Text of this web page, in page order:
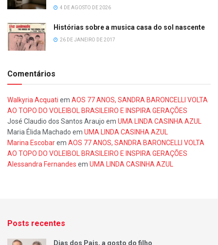
4 DE AGOSTO DE 2026
Histórias sobre a musica casa do sol nascente
26 DE JANEIRO DE 2017
Comentários
Walkyria Acquati em AOS 77 ANOS, SANDRA BARONCELLI VOLTA
AO TOPO DO VOLEIBOL BRASILEIRO E INSPIRA GERAÇÕES
José Claudio dos Santos Araujo em UMA LINDA CASINHA AZUL
Maria Élida Machado em UMA LINDA CASINHA AZUL
Marina Escobarem AOS 77 ANOS, SANDRA BARONCELLI VOLTA
AO TOPO DO VOLEIBOL BRASILEIRO E INSPIRA GERAÇÕES
Alessandra Fernandes em UMA LINDA CASINHA AZUL
Posts recentes
Dias dos Pais, a gosto do filho